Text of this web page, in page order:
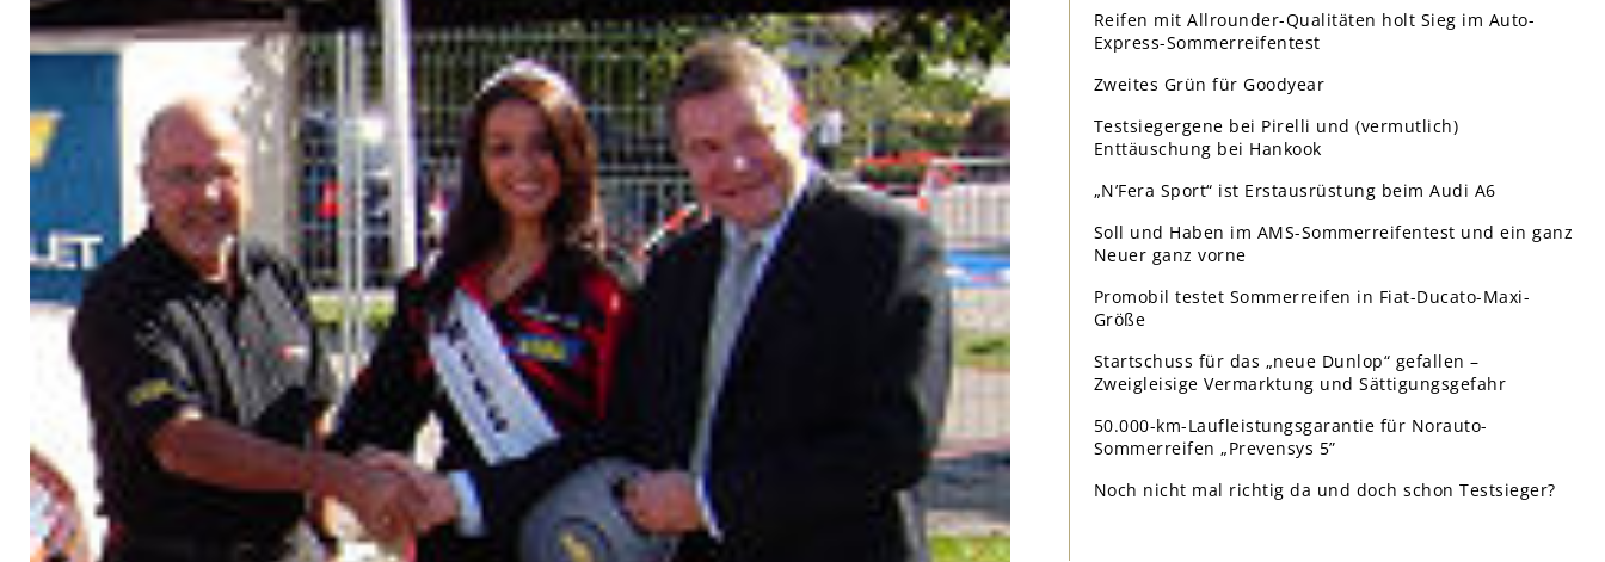
Reifen mit Allrounder-Qualitäten holt Sieg im Auto-
Express-Sommerreifentest
Zweites Grün für Goodyear
Testsiegergene bei Pirelli und (vermutlich)
Enttäuschung bei Hankook
„N’Fera Sport“ ist Erstausrüstung beim Audi A6
Soll und Haben im AMS-Sommerreifentest und ein ganz
Neuer ganz vorne
Promobil testet Sommerreifen in Fiat-Ducato-Maxi-
Größe
Startschuss für das „neue Dunlop“ gefallen –
Zweigleisige Vermarktung und Sättigungsgefahr
50.000-km-Laufleistungsgarantie für Norauto-
Sommerreifen „Prevensys 5”
Noch nicht mal richtig da und doch schon Testsieger?